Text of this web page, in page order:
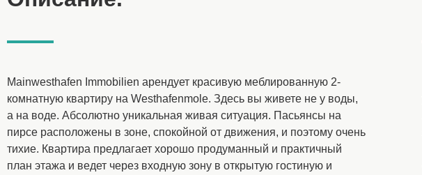
Mainwesthafen Immobilien арендует красивую меблированную 2-
комнатную квартиру на Westhafenmole. Здесь вы живете не у воды,
а на воде. Абсолютно уникальная живая ситуация. Пасьянсы на
пирсе расположены в зоне, спокойной от движения, и поэтому очень
тихие. Квартира предлагает хорошо продуманный и практичный
план этажа и ведет через входную зону в открытую гостиную и